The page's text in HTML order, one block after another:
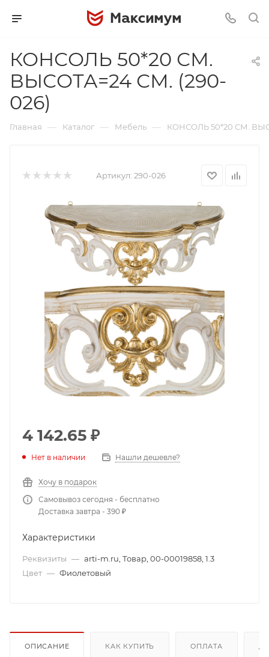
КОНСОЛЬ 50*20 СМ.
ВЫСОТА=24 СМ. (290-
026)
Главная — Каталог — Мебель — КОНСОЛЬ 50*20 СМ.
Артикул: 290-026
4 142.65 ₽
Нет в наличии Нашли дешевле?
Хочу в подарок
Самовывоз сегодня - бесплатно
Доставка завтра - 390 ₽
Характеристики
Реквизиты — arti-m.ru, Товар, 00-00019858, 1.3
Цвет — Фиолетовый
ОПИСАНИЕ КАК КУПИТЬ ОПЛАТА